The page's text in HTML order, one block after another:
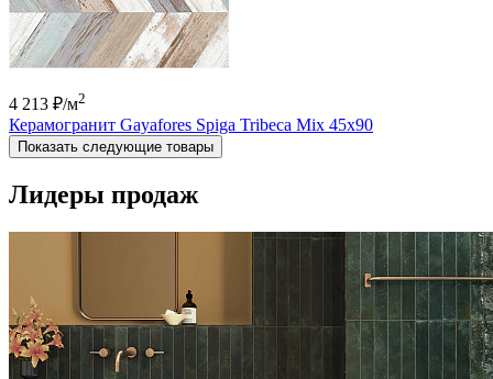
4 213 ₽/м2
Керамогранит Gayafores Spiga Tribeca Mix 45x90
Показать следующие товары
Лидеры продаж